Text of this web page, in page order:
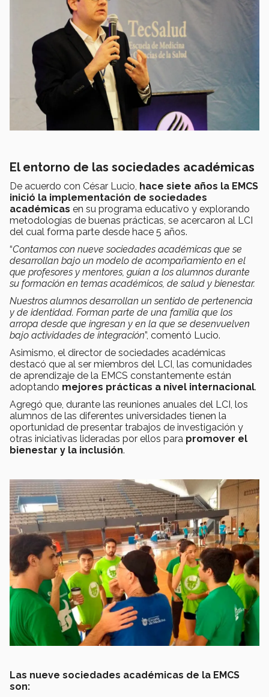
El entorno de las sociedades académicas
De acuerdo con César Lucio, hace siete años la EMCS
inició la implementación de sociedades
académicas en su programa educativo y explorando
metodologías de buenas prácticas, se acercaron al LCI
del cual forma parte desde hace 5 años.
“Contamos con nueve sociedades académicas que se
desarrollan bajo un modelo de acompañamiento en el
que profesores y mentores, guían a los alumnos durante
su formación en temas académicos, de salud y bienestar.
Nuestros alumnos desarrollan un sentido de pertenencia
y de identidad. Forman parte de una familia que los
arropa desde que ingresan y en la que se desenvuelven
bajo actividades de integración”, comentó Lucio.
Asimismo, el director de sociedades académicas
destacó que al ser miembros del LCI, las comunidades
de aprendizaje de la EMCS constantemente están
adoptando mejores prácticas a nivel internacional.
Agregó que, durante las reuniones anuales del LCI, los
alumnos de las diferentes universidades tienen la
oportunidad de presentar trabajos de investigación y
otras iniciativas lideradas por ellos para promover el
bienestar y la inclusión.
Las nueve sociedades académicas de la EMCS
son: